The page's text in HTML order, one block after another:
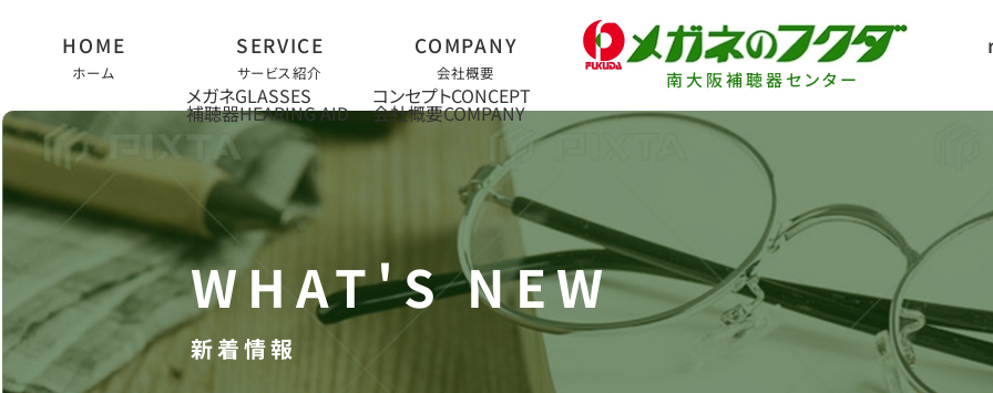
南大阪補聴器センター
ホーム サービス紹介
メガネ
補聴器
会社概要
コンセプト
会社概要
新着情報